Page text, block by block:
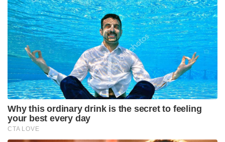
Why this ordinary drink is the secret to feeling
your best every day
CTA LOVE